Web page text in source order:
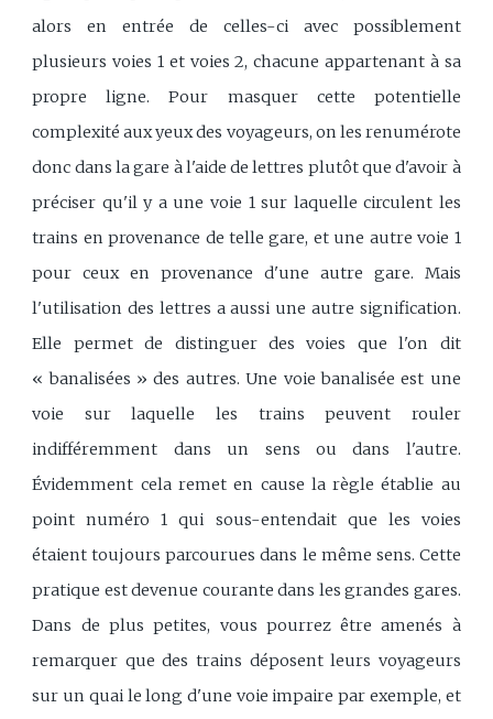
alors en entrée de celles-ci avec possiblement
plusieurs voies 1 et voies 2, chacune appartenant à sa
propre ligne. Pour masquer cette potentielle
complexité aux yeux des voyageurs, on les renumérote
donc dans la gare à l'aide de lettres plutôt que d'avoir à
préciser qu'il y a une voie 1 sur laquelle circulent les
trains en provenance de telle gare, et une autre voie 1
pour ceux en provenance d'une autre gare. Mais
l'utilisation des lettres a aussi une autre signification.
Elle permet de distinguer des voies que l'on dit
« banalisées » des autres. Une voie banalisée est une
voie sur laquelle les trains peuvent rouler
indifféremment dans un sens ou dans l'autre.
Évidemment cela remet en cause la règle établie au
point numéro 1 qui sous-entendait que les voies
étaient toujours parcourues dans le même sens. Cette
pratique est devenue courante dans les grandes gares.
Dans de plus petites, vous pourrez être amenés à
remarquer que des trains déposent leurs voyageurs
sur un quai le long d'une voie impaire par exemple, et